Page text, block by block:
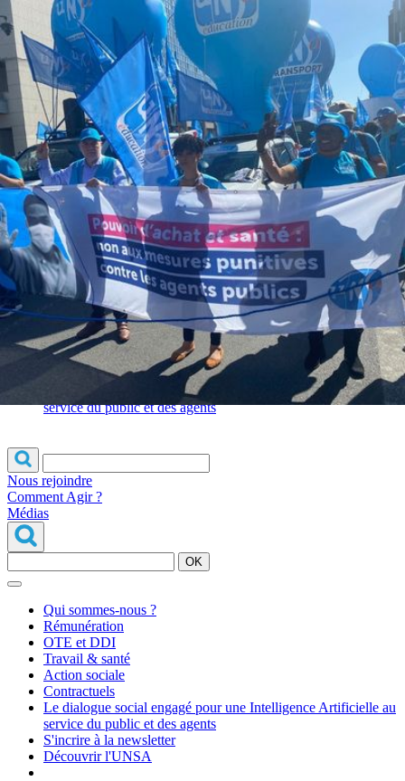
Qui
sommes-
nous ?
S'inscrire à
la
newsletter
Découvrir
l'UNSA
Rémunération
|
OTE et DDI
|
Travail & santé
Action sociale
|
Contractuels
Le dialogue social engagé pour une Intelligence Artificielle au
service du public et des agents
Nous rejoindre
Comment Agir ?
Médias
OK
Qui sommes-nous ?
Rémunération
OTE et DDI
Travail & santé
Action sociale
Contractuels
Le dialogue social engagé pour une Intelligence Artificielle au
service du public et des agents
S'incrire à la newsletter
Découvrir l'UNSA